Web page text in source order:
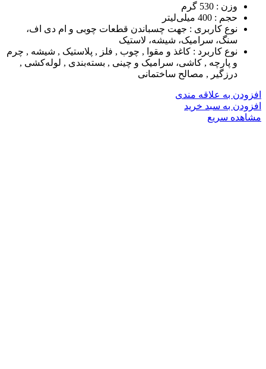
وزن : 530 گرم
حجم : 400 میلی‌لیتر
نوع کاربری : جهت چسباندن قطعات چوبی و ام دی اف،
سنگ، سرامیک، شیشه، لاستیک
نوع کاربرد : کاغذ و مقوا , چوب , فلز , پلاستیک , شیشه , چرم
و پارچه , کاشی، سرامیک و چینی , بسته‌بندی , لوله‌کشی ,
درزگیر , مصالح ساختمانی
افزودن به علاقه مندی
افزودن به سبد خرید
مشاهده سریع